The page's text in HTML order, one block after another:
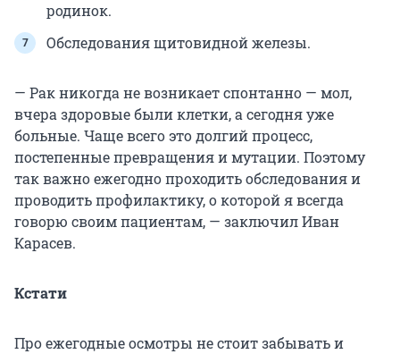
родинок.
Обследования щитовидной железы.
— Рак никогда не возникает спонтанно — мол,
вчера здоровые были клетки, а сегодня уже
больные. Чаще всего это долгий процесс,
постепенные превращения и мутации. Поэтому
так важно ежегодно проходить обследования и
проводить профилактику, о которой я всегда
говорю своим пациентам, — заключил Иван
Карасев.
Кстати
Про ежегодные осмотры не стоит забывать и